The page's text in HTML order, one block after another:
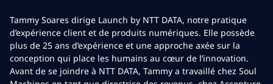
Tammy Soares dirige Launch by NTT DATA, notre pratique
d’expérience client et de produits numériques. Elle possède
plus de 25 ans d’expérience et une approche axée sur la
conception qui place les humains au cœur de l’innovation.
Avant de se joindre à NTT DATA, Tammy a travaillé chez Soul